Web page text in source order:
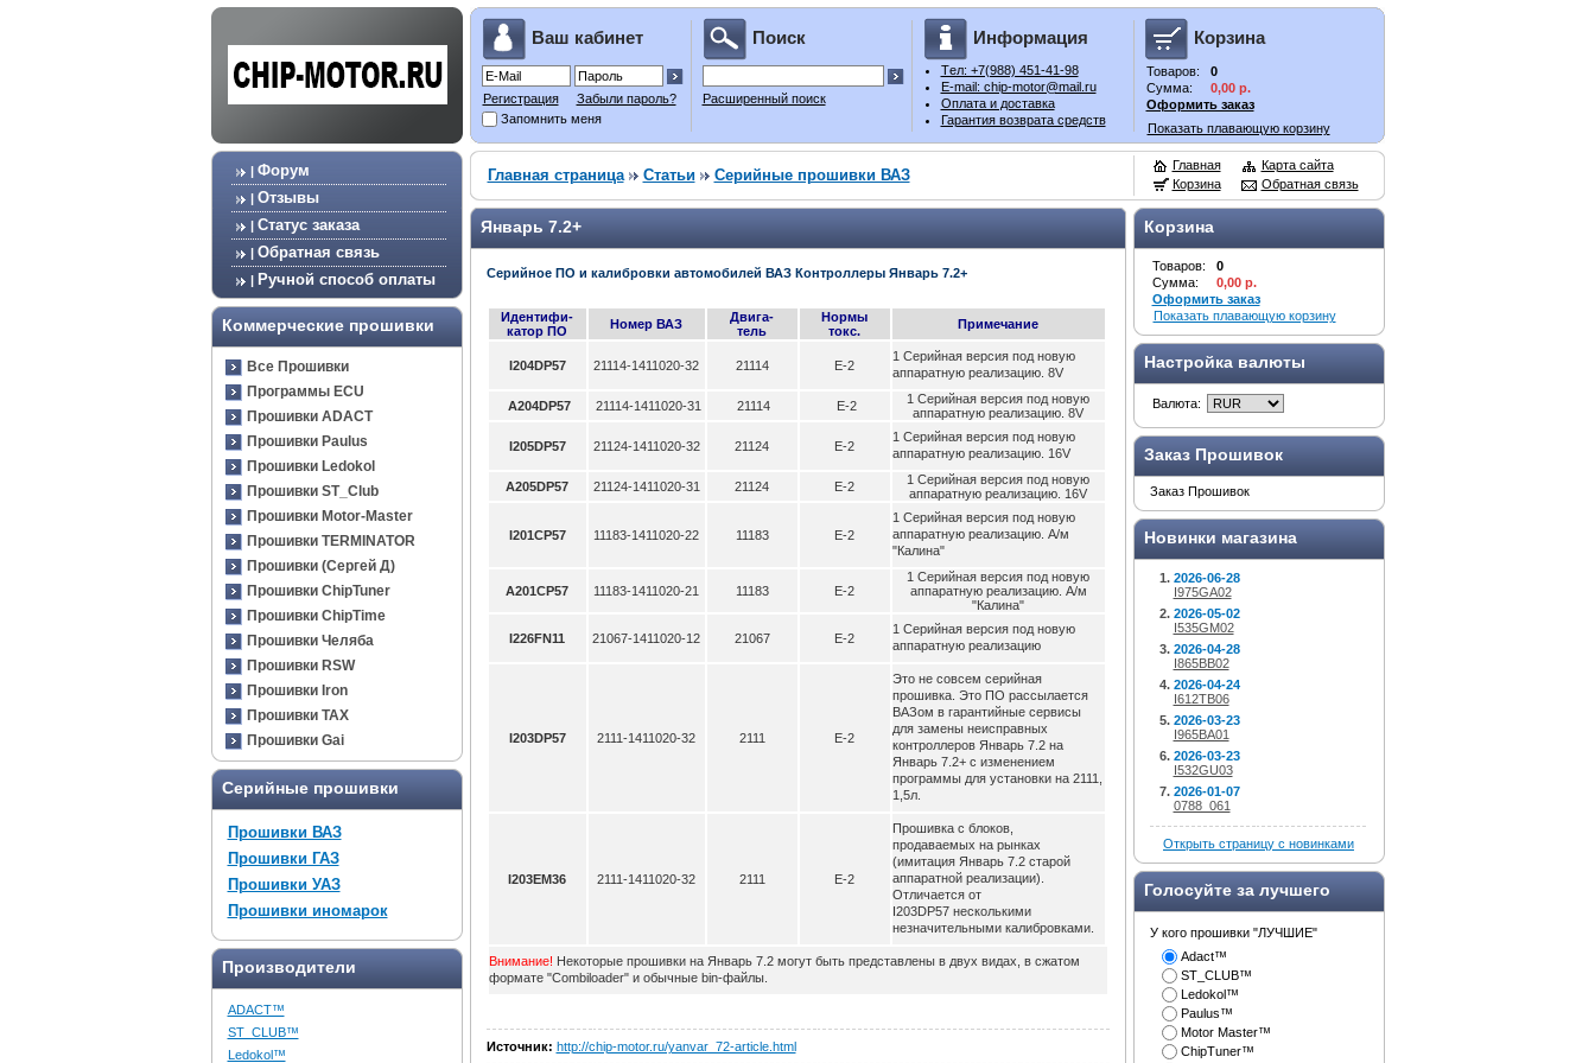
Ваш кабинет
Регистрация
Забыли пароль?
Запомнить меня
Поиск
Расширенный поиск
Информация
Tел: +7(988) 451-41-98
E-mail: chip-motor@mail.ru
Оплата и доставка
Гарантия возврата средств
Корзина
Товаров:
0
Сумма:
0,00 р.
Оформить заказ
Показать плавающую корзину
| Форум
| Отзывы
| Статус заказа
| Обратная связь
| Ручной способ оплаты
Коммерческие прошивки
Все Прошивки
Программы ECU
Прошивки ADACT
Прошивки Paulus
Прошивки Ledokol
Прошивки ST_Club
Прошивки Motor-Master
Прошивки TERMINATOR
Прошивки (Сергей Д)
Прошивки ChipTuner
Прошивки ChipTime
Прошивки Челяба
Прошивки RSW
Прошивки Iron
Прошивки TAX
Прошивки Gai
Серийные прошивки
Прошивки ВАЗ
Прошивки ГАЗ
Прошивки УАЗ
Прошивки иномарок
Производители
ADACT™
ST_CLUB™
Ledokol™
Главная страница Статьи Серийные прошивки ВАЗ
Главная
Корзина
Карта сайта
Обратная связь
Корзина
Товаров:
0
Сумма:
0,00 р.
Оформить заказ
Показать плавающую корзину
Настройка валюты
Валюта:
Заказ Прошивок
Заказ Прошивок
Новинки магазина
2026-06-28
I975GA02
2026-05-02
I535GM02
2026-04-28
I865BB02
2026-04-24
I612TB06
2026-03-23
I965BA01
2026-03-23
I532GU03
2026-01-07
0788_061
Открыть страницу с новинками
Голосуйте за лучшего
У кого прошивки "ЛУЧШИЕ"
Adact™
ST_CLUB™
Ledokol™
Paulus™
Motor Master™
ChipTuner™
Январь 7.2+
Серийное ПО и калибровки автомобилей ВАЗ Контроллеры Январь 7.2+
Идентифи-
катор ПО
Номер ВАЗ
Двига-
тель
Нормы
токс.
Примечание
I204DP57 21114-1411020-32 21114 Е-2
1 Серийная версия под новую
аппаратную реализацию. 8V
A204DP57 21114-1411020-31 21114 Е-2
1 Серийная версия под новую
аппаратную реализацию. 8V
I205DP57 21124-1411020-32 21124 Е-2
1 Серийная версия под новую
аппаратную реализацию. 16V
A205DP57 21124-1411020-31 21124 Е-2
1 Серийная версия под новую
аппаратную реализацию. 16V
I201CP57 11183-1411020-22 11183 Е-2
1 Серийная версия под новую
аппаратную реализацию. А/м
"Калина"
A201CP57 11183-1411020-21 11183 Е-2
1 Серийная версия под новую
аппаратную реализацию. А/м
"Калина"
I226FN11 21067-1411020-12 21067 Е-2
1 Серийная версия под новую
аппаратную реализацию
I203DP57 2111-1411020-32 2111 Е-2
Это не совсем серийная
прошивка. Это ПО рассылается
ВАЗом в гарантийные сервисы
для замены неисправных
контроллеров Январь 7.2 на
Январь 7.2+ с изменением
программы для установки на 2111,
1,5л.
I203EM36 2111-1411020-32 2111 Е-2
Прошивка с блоков,
продаваемых на рынках
(имитация Январь 7.2 старой
аппаратной реализации).
Отличается от
I203DP57 несколькими
незначительными калибровками.
Внимание! Некоторые прошивки на Январь 7.2 могут быть представлены в двух видах, в сжатом
формате "Combiloader" и обычные bin-файлы.
Источник: http://chip-motor.ru/yanvar_72-article.html